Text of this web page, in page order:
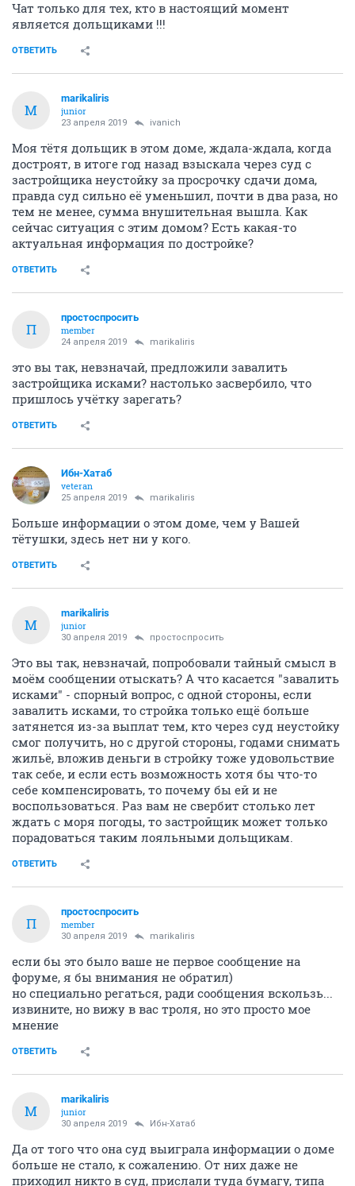
Чат только для тех, кто в настоящий момент
является дольщиками !!!
ОТВЕТИТЬ
M
marikaliris
junior
23 апреля 2019 ivanich
Моя тётя дольщик в этом доме, ждала-ждала, когда
достроят, в итоге год назад взыскала через суд с
застройщика неустойку за просрочку сдачи дома,
правда суд сильно её уменьшил, почти в два раза, но
тем не менее, сумма внушительная вышла. Как
сейчас ситуация с этим домом? Есть какая-то
актуальная информация по достройке?
ОТВЕТИТЬ
П
простоспросить
member
24 апреля 2019 marikaliris
это вы так, невзначай, предложили завалить
застройщика исками? настолько засвербило, что
пришлось учётку зарегать?
ОТВЕТИТЬ
Ибн-Хатаб
veteran
25 апреля 2019 marikaliris
Больше информации о этом доме, чем у Вашей
тётушки, здесь нет ни у кого.
ОТВЕТИТЬ
M
marikaliris
junior
30 апреля 2019 простоспросить
Это вы так, невзначай, попробовали тайный смысл в
моём сообщении отыскать? А что касается "завалить
исками" - спорный вопрос, с одной стороны, если
завалить исками, то стройка только ещё больше
затянется из-за выплат тем, кто через суд неустойку
смог получить, но с другой стороны, годами снимать
жильё, вложив деньги в стройку тоже удовольствие
так себе, и если есть возможность хотя бы что-то
себе компенсировать, то почему бы ей и не
воспользоваться. Раз вам не свербит столько лет
ждать с моря погоды, то застройщик может только
порадоваться таким лояльными дольщикам.
ОТВЕТИТЬ
П
простоспросить
member
30 апреля 2019 marikaliris
если бы это было ваше не первое сообщение на
форуме, я бы внимания не обратил)
но специально регаться, ради сообщения вскользь...
извините, но вижу в вас троля, но это просто мое
мнение
ОТВЕТИТЬ
M
marikaliris
junior
30 апреля 2019 Ибн-Хатаб
Да от того что она суд выиграла информации о доме
больше не стало, к сожалению. От них даже не
приходил никто в суд, прислали туда бумагу, типа